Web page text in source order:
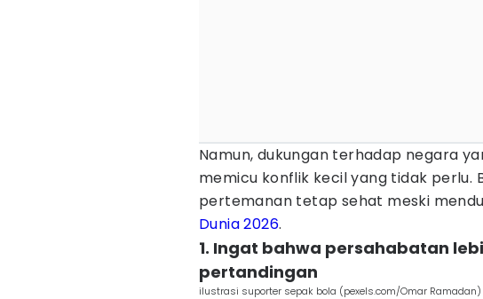
Namun, dukungan terhadap negara
memicu konflik kecil yang tidak perlu.
pertemanan tetap sehat meski
Dunia 2026.
1. Ingat bahwa persahabatan
pertandingan
ilustrasi suporter sepak bola (pexels.com/Omar Ramadan)